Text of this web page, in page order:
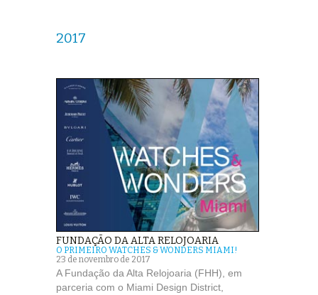
2017
FUNDAÇÃO DA ALTA RELOJOARIA
O PRIMEIRO WATCHES & WONDERS MIAMI!
23 de novembro de 2017
A Fundação da Alta Relojoaria (FHH), em
parceria com o Miami Design District,